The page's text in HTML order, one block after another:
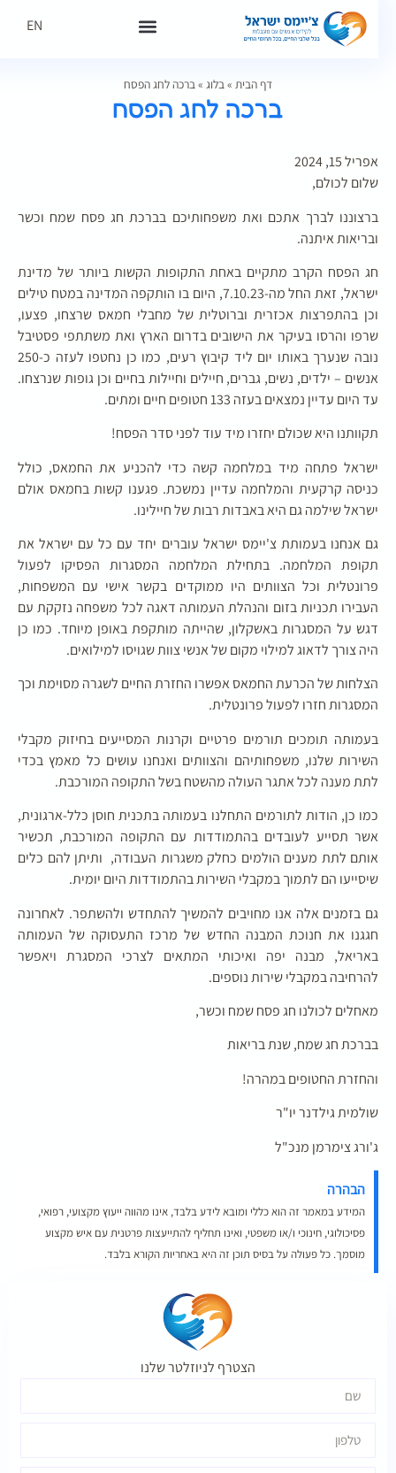
דף הבית»בלוג»ברכה לחג הפסח
ברכה לחג הפסח
אפריל 15, 2024
שלום לכולם,
ברצוננו לברך אתכם ואת משפחותיכם בברכת חג פסח שמח וכשר
ובריאות איתנה.
חג הפסח הקרב מתקיים באחת התקופות הקשות ביותר של מדינת
ישראל, זאת החל מה-7.10.23, היום בו הותקפה המדינה במטח טילים
וכן בהתפרצות אכזרית וברוטלית של מחבלי חמאס שרצחו, פצעו,
שרפו והרסו בעיקר את הישובים בדרום הארץ ואת משתתפי פסטיבל
נובה שנערך באותו יום ליד קיבוץ רעים, כמו כן נחטפו לעזה כ-250
אנשים – ילדים, נשים, גברים, חיילים וחיילות בחיים וכן גופות שנרצחו.
עד היום עדיין נמצאים בעזה 133 חטופים חיים ומתים.
תקוותנו היא שכולם יחזרו מיד עוד לפני סדר הפסח!
ישראל פתחה מיד במלחמה קשה כדי להכניע את החמאס, כולל
כניסה קרקעית והמלחמה עדיין נמשכת. פגענו קשות בחמאס אולם
ישראל שילמה גם היא באבדות רבות של חיילינו.
גם אנחנו בעמותת צ'יימס ישראל עוברים יחד עם כל עם ישראל את
תקופת המלחמה. בתחילת המלחמה המסגרות הפסיקו לפעול
פרונטלית וכל הצוותים היו ממוקדים בקשר אישי עם המשפחות,
העבירו תכניות בזום והנהלת העמותה דאגה לכל משפחה נזקקת עם
דגש על המסגרות באשקלון, שהייתה מותקפת באופן מיוחד. כמו כן
היה צורך לדאוג למילוי מקום של אנשי צוות שגויסו למילואים.
הצלחות של הכרעת החמאס אפשרו החזרת החיים לשגרה מסוימת וכך
המסגרות חזרו לפעול פרונטלית.
בעמותה תומכים תורמים פרטיים וקרנות המסייעים בחיזוק מקבלי
השירות שלנו, משפחותיהם והצוותים ואנחנו עושים כל מאמץ בכדי
לתת מענה לכל אתגר העולה מהשטח בשל התקופה המורכבת.
כמו כן, הודות לתורמים התחלנו בעמותה בתכנית חוסן כלל-ארגונית,
אשר תסייע לעובדים בהתמודדות עם התקופה המורכבת, תכשיר
אותם לתת מענים הולמים כחלק משגרות העבודה, ותיתן להם כלים
שיסייעו הם לתמוך במקבלי השירות בהתמודדות היום יומית.
גם בזמנים אלה אנו מחויבים להמשיך להתחדש ולהשתפר. לאחרונה
חגגנו את חנוכת המבנה החדש של מרכז התעסוקה של העמותה
באריאל, מבנה יפה ואיכותי המתאים לצרכי המסגרת ויאפשר
להרחיבה במקבלי שירות נוספים.
מאחלים לכולנו חג פסח שמח וכשר,
בברכת חג שמח, שנת בריאות
והחזרת החטופים במהרה!
שולמית גילדנר יו"ר
ג'ורג צימרמן מנכ"ל
הבהרה
המידע במאמר זה הוא כללי ומובא לידע בלבד, אינו מהווה ייעוץ מקצועי, רפואי,
פסיכולוגי, חינוכי ו/או משפטי, ואינו תחליף להתייעצות פרטנית עם איש מקצוע
מוסמך. כל פעולה על בסיס תוכן זה היא באחריות הקורא בלבד.
הצטרף לניוזלטר שלנו